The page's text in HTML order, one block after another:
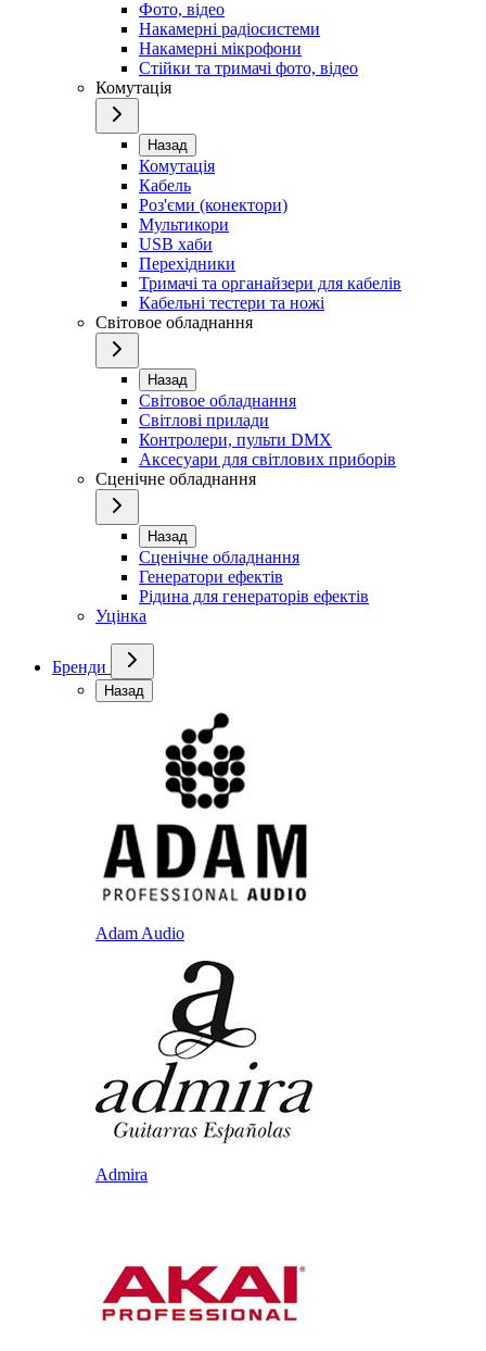
Фото, відео
Накамерні радіосистеми
Накамерні мікрофони
Стійки та тримачі фото, відео
Комутація
Назад
Комутація
Кабель
Роз'єми (конектори)
Мультикори
USB хаби
Перехідники
Тримачі та органайзери для кабелів
Кабельні тестери та ножі
Світовое обладнання
Назад
Світовое обладнання
Світлові прилади
Контролери, пульти DMX
Аксесуари для світлових приборів
Сценічне обладнання
Назад
Сценічне обладнання
Генератори ефектів
Рідина для генераторів ефектів
Уцінка
Бренди
Назад
Adam Audio
Admira